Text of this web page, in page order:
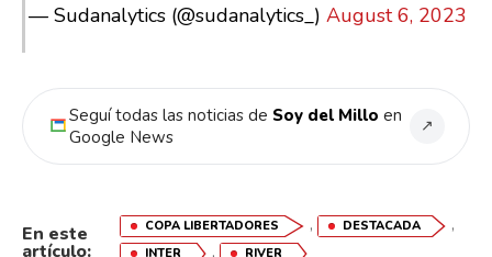
— Sudanalytics (@sudanalytics_) August 6, 2023
Seguí todas las noticias de Soy del Millo en
Google News
↗
En este
artículo:
COPA LIBERTADORES , DESTACADA ,
INTER , RIVER